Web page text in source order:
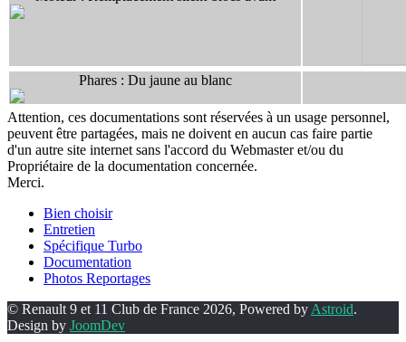
Phares : Du jaune au blanc
Attention, ces documentations sont réservées à un usage personnel,
peuvent être partagées, mais ne doivent en aucun cas faire partie
d'un autre site internet sans l'accord du Webmaster et/ou du
Propriétaire de la documentation concernée.
Merci.
Bien choisir
Entretien
Spécifique Turbo
Documentation
Photos Reportages
© Renault 9 et 11 Club de France 2026, Powered byAstroid.
Design by JoomDev